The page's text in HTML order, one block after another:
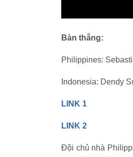
Bàn thắng:
Philippines:
Indonesia: Dendy
LINK 1
LINK 2
Đội chủ nhà